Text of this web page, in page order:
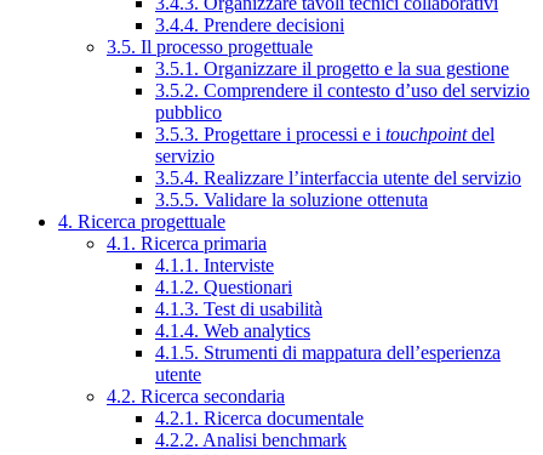
3.4.4. Prendere decisioni
3.5. Il processo progettuale
3.5.1. Organizzare il progetto e la sua gestione
3.5.2. Comprendere il contesto d’uso del servizio
pubblico
3.5.3. Progettare i processi e i touchpointdel
servizio
3.5.4. Realizzare l’interfaccia utente del servizio
3.5.5. Validare la soluzione ottenuta
4. Ricerca progettuale
4.1. Ricerca primaria
4.1.1. Interviste
4.1.2. Questionari
4.1.3. Test di usabilità
4.1.4. Web analytics
4.1.5. Strumenti di mappatura dell’esperienza
utente
4.2. Ricerca secondaria
4.2.1. Ricerca documentale
4.2.2. Analisi benchmark